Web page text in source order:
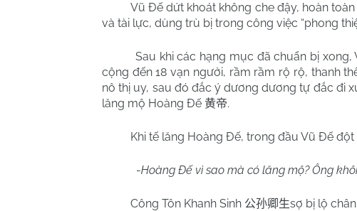
Vũ Đế dứt khoát không che đậy, hoàn
và tài lực, dùng trù bị trong công việc “phong
Sau khi các hạng mục đã chuẩn bị
cộng đến 18 vạn ngưởi, rầm rầm rộ rộ, thanh
nô thị uy, sau đó đắc ý dương dương tự đắc đi
lăng mộ Hoàng Đế 黄帝.
Khi tế lăng Hoàng Đế, trong đầu Vũ Đế đột
-Hoàng Đế vì sao mà có lăng mộ? Ông
Công Tôn Khanh Sinh 公孙卿生sợ bị lộ